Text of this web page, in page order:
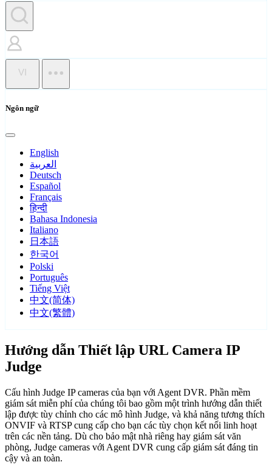
VI
Ngôn ngữ
English
العربية
Deutsch
Español
Français
हिन्दी
Bahasa Indonesia
Italiano
日本語
한국어
Polski
Português
Tiếng Việt
中文(简体)
中文(繁體)
Hướng dẫn Thiết lập URL Camera IP
Judge
Cấu hình Judge IP cameras của bạn với Agent DVR. Phần mềm
giám sát miễn phí của chúng tôi bao gồm một trình hướng dẫn thiết
lập được tùy chỉnh cho các mô hình Judge, và khả năng tương thích
ONVIF và RTSP cung cấp cho bạn các tùy chọn kết nối linh hoạt
trên các nền tảng. Dù cho bảo mật nhà riêng hay giám sát văn
phòng, Judge cameras với Agent DVR cung cấp giám sát đáng tin
cậy và an toàn.